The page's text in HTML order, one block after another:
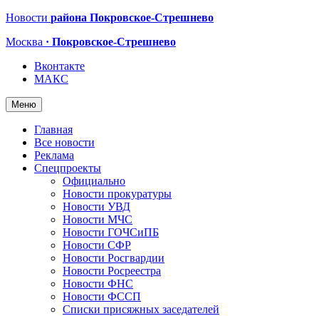
Новости района Покровское-Стрешнево
Москва · Покровское-Стрешнево
Вконтакте
МАКС
Меню
Главная
Все новости
Реклама
Спецпроекты
Официально
Новости прокуратуры
Новости УВД
Новости МЧС
Новости ГОЧСиПБ
Новости СФР
Новости Росгвардии
Новости Росреестра
Новости ФНС
Новости ФССП
Списки присяжных заседателей